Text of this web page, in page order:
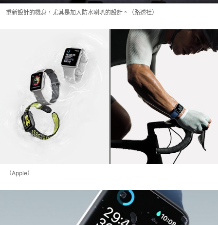
重新設計的機身，尤其是加入防水喇叭的設計。（路透社）
（Apple）